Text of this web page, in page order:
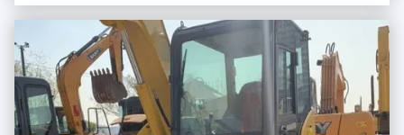
une durabilité in...